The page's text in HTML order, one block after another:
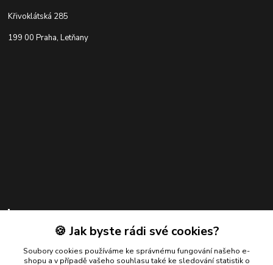
Křivoklátská 285
199 00 Praha, Letňany
Kontakty
+420 739 924 550
🍪 Jak byste rádi své cookies?
Soubory cookies používáme ke správnému fungování našeho e-
shopu a v případě vašeho souhlasu také ke sledování statistik o